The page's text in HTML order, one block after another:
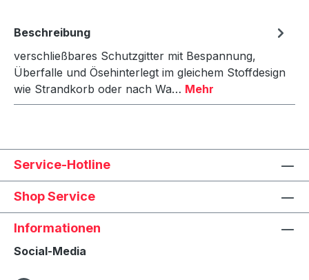
Beschreibung
verschließbares Schutzgitter mit Bespannung,
Überfalle und Ösehinterlegt im gleichem Stoffdesign
wie Strandkorb oder nach Wa… Mehr
Service-Hotline
Shop Service
Informationen
Social-Media